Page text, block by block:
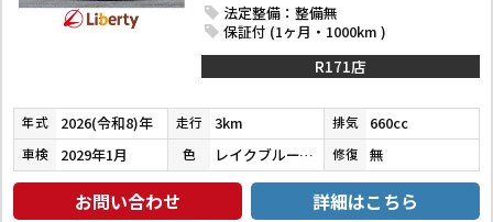
法定整備：整備無
保証付 (1ヶ月・1000km )
R171店
年式 2026(令和8)年 走行 3km 排気 660cc
車検 2029年1月 色 レイクブルーメタリック／シャイニングホワイトパール 修復 無
お問い合わせ 詳細はこちら